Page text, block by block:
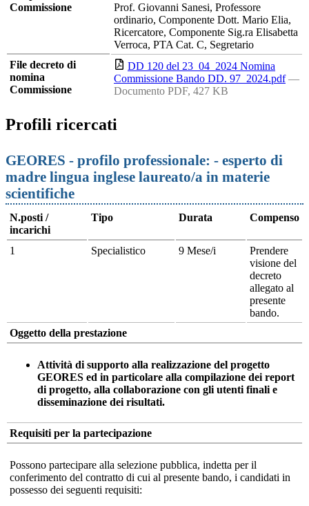
Commissione
Prof. Giovanni Sanesi, Professore
ordinario, Componente Dott. Mario Elia,
Ricercatore, Componente Sig.ra Elisabetta
Verroca, PTA Cat. C, Segretario
File decreto di
nomina
Commissione
DD 120 del 23_04_2024 Nomina
Commissione Bando DD. 97_2024.pdf —
Documento PDF, 427 KB
Profili ricercati
GEORES - profilo professionale: - esperto di
madre lingua inglese laureato/a in materie
scientifiche
N.posti /
incarichi
Tipo Durata Compenso
1 Specialistico 9 Mese/i
Prendere
visione del
decreto
allegato al
presente
bando.
Oggetto della prestazione
Attività di supporto alla realizzazione del progetto
GEORES ed in particolare alla compilazione dei report
di progetto, alla collaborazione con gli utenti finali e
disseminazione dei risultati.
Requisiti per la partecipazione
Possono partecipare alla selezione pubblica, indetta per il
conferimento del contratto di cui al presente bando, i candidati in
possesso dei seguenti requisiti: